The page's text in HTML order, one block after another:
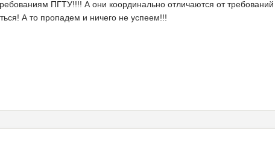
ПГТУ!!!! А они координально отличаются от
А то пропадем и ничего не успеем!!!